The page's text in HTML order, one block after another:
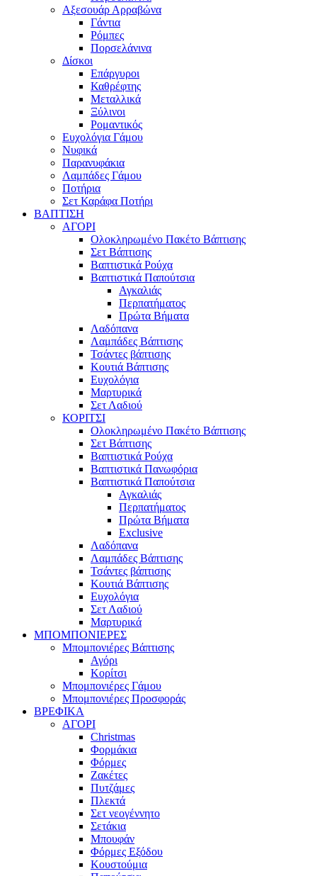
Αξεσουάρ Αρραβώνα
Γάντια
Ρόμπες
Πορσελάνινα
Δίσκοι
Επάργυροι
Καθρέφτης
Μεταλλικά
Ξύλινοι
Ρομαντικός
Ευχολόγια Γάμου
Νυφικά
Παρανυφάκια
Λαμπάδες Γάμου
Ποτήρια
Σετ Καράφα Ποτήρι
ΒΑΠΤΙΣΗ
ΑΓΟΡΙ
Ολοκληρωμένο Πακέτο Βάπτισης
Σετ Βάπτισης
Βαπτιστικά Ρούχα
Βαπτιστικά Παπούτσια
Αγκαλιάς
Περπατήματος
Πρώτα Βήματα
Λαδόπανα
Λαμπάδες Βάπτισης
Τσάντες βάπτισης
Κουτιά Βάπτισης
Ευχολόγια
Μαρτυρικά
Σετ Λαδιού
ΚΟΡΙΤΣΙ
Ολοκληρωμένο Πακέτο Βάπτισης
Σετ Βάπτισης
Βαπτιστικά Ρούχα
Βαπτιστικά Πανωφόρια
Βαπτιστικά Παπούτσια
Αγκαλιάς
Περπατήματος
Πρώτα Βήματα
Exclusive
Λαδόπανα
Λαμπάδες Βάπτισης
Τσάντες βάπτισης
Κουτιά Βάπτισης
Ευχολόγια
Σετ Λαδιού
Μαρτυρικά
ΜΠΟΜΠΟΝΙΕΡΕΣ
Μπομπονιέρες Βάπτισης
Αγόρι
Κορίτσι
Μπομπονιέρες Γάμου
Μπομπονιέρες Προσφοράς
ΒΡΕΦΙΚΑ
ΑΓΟΡΙ
Christmas
Φορμάκια
Φόρμες
Ζακέτες
Πυτζάμες
Πλεκτά
Σετ νεογέννητο
Σετάκια
Μπουφάν
Φόρμες Εξόδου
Κουστούμια